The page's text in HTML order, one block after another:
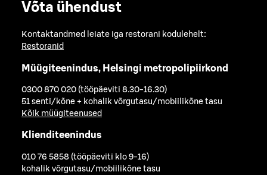
Võta ühendust
Kontaktandmed leiate iga restorani kodulehelt:
Restoranid
Müügiteenindus, Helsingi metropolipiirkond
0300 870 020 (tööpäeviti 8.30-16.30)
51 senti/kõne + kohalik võrgutasu/mobiilikõne tasu
Kõik müügiteenused
Klienditeenindus
010 76 5858 (tööpäeviti klo 9-16)
kohalik võrgutasu/mobiilikõne tasu